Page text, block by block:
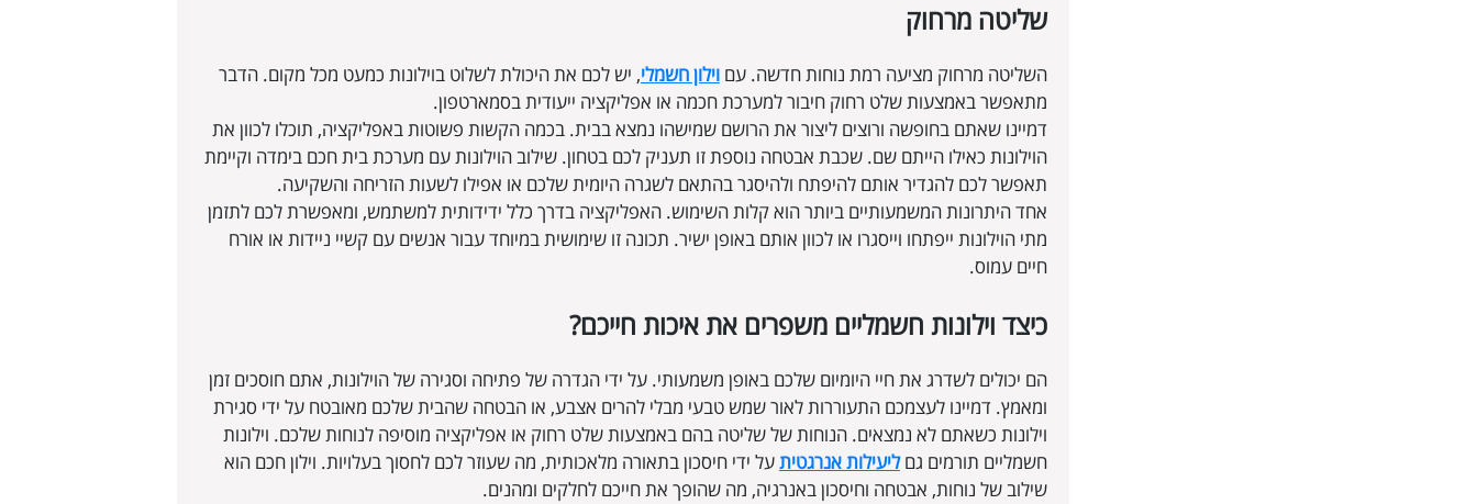
שליטה מרחוק
השליטה מרחוק מציעה רמת נוחות חדשה. עםוילון חשמלי, יש לכם את היכולת לשלוט בוילונות כמעט מכל מקום. הדבר
מתאפשר באמצעות שלט רחוק חיבור למערכת חכמה או אפליקציה ייעודית בסמארטפון.
דמיינו שאתם בחופשה ורוצים ליצור את הרושם שמישהו נמצא בבית. בכמה הקשות פשוטות באפליקציה, תוכלו לכוון את
הוילונות כאילו הייתם שם. שכבת אבטחה נוספת זו תעניק לכם בטחון. שילוב הוילונות עם מערכת בית חכם בימדה וקיימת
תאפשר לכם להגדיר אותם להיפתח ולהיסגר בהתאם לשגרה היומית שלכם או אפילו לשעות הזריחה והשקיעה.
אחד היתרונות המשמעותיים ביותר הוא קלות השימוש. האפליקציה בדרך כלל ידידותית למשתמש, ומאפשרת לכם לתזמן
מתי הוילונות ייפתחו וייסגרו או לכוון אותם באופן ישיר. תכונה זו שימושית במיוחד עבור אנשים עם קשיי ניידות או אורח
חיים עמוס.
כיצד וילונות חשמליים משפרים את איכות חייכם?
הם יכולים לשדרג את חיי היומיום שלכם באופן משמעותי. על ידי הגדרה של פתיחה וסגירה של הוילונות, אתם חוסכים זמן
ומאמץ. דמיינו לעצמכם התעוררות לאור שמש טבעי מבלי להרים אצבע, או הבטחה שהבית שלכם מאובטח על ידי סגירת
וילונות כשאתם לא נמצאים. הנוחות של שליטה בהם באמצעות שלט רחוק או אפליקציה מוסיפה לנוחות שלכם. וילונות
חשמליים תורמים גםליעילות אנרגטיתעל ידי חיסכון בתאורה מלאכותית, מה שעוזר לכם לחסוך בעלויות. וילון חכם הוא
שילוב של נוחות, אבטחה וחיסכון באנרגיה, מה שהופך את חייכם לחלקים ומהנים.